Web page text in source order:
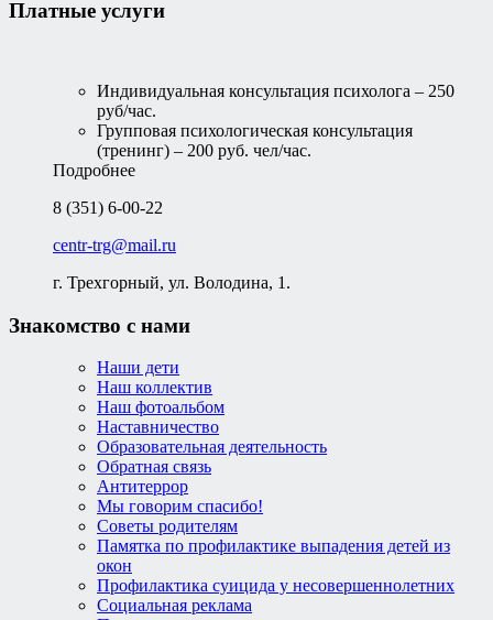
Платные услуги
Индивидуальная консультация психолога – 250
руб/час.
Групповая психологическая консультация
(тренинг) – 200 руб. чел/час.
Подробнее
8 (351) 6-00-22
centr-trg@mail.ru
г. Трехгорный, ул. Володина, 1.
Знакомство с нами
Наши дети
Наш коллектив
Наш фотоальбом
Наставничество
Образовательная деятельность
Обратная связь
Антитеррор
Мы говорим спасибо!
Советы родителям
Памятка по профилактике выпадения детей из
окон
Профилактика суицида у несовершеннолетних
Социальная реклама